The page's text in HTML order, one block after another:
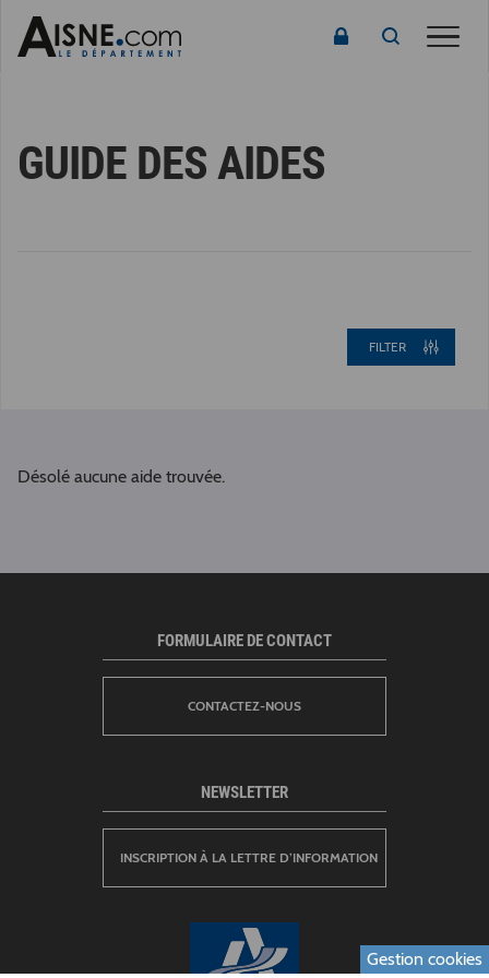
GUIDE DES AIDES
FILTER
Désolé aucune aide trouvée.
FORMULAIRE DE CONTACT
CONTACTEZ-NOUS
NEWSLETTER
INSCRIPTION À LA LETTRE D’INFORMATION
Gestion cookies